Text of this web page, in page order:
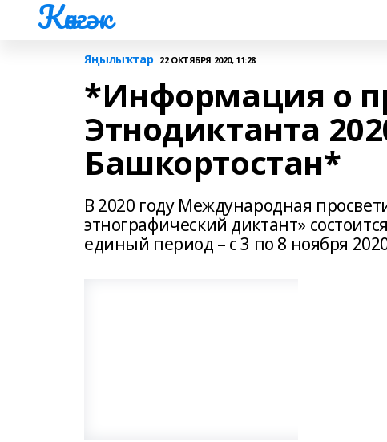
Көнгәк
Яңылыҡтар 22 ОКТЯБРЯ 2020, 11:28
*Информация о
Этнодиктанта
Башкортостан*
В 2020 году Международная
этнографический диктант»
единый период – с 3 по 8 ноября